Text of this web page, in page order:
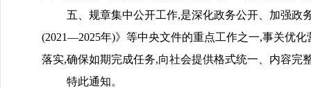
五、规章集中公开工作,是深化政务公开、加强政
(2021—2025年)》等中央文件的重点工作之一,事关优
落实,确保如期完成任务,向社会提供格式统一、内容完
特此通知。